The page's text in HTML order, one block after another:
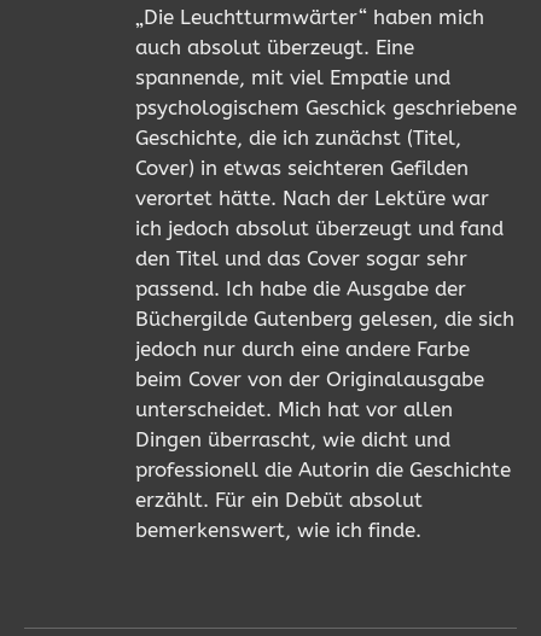
„Die Leuchtturmwärter“ haben mich
auch absolut überzeugt. Eine
spannende, mit viel Empatie und
psychologischem Geschick geschriebene
Geschichte, die ich zunächst (Titel,
Cover) in etwas seichteren Gefilden
verortet hätte. Nach der Lektüre war
ich jedoch absolut überzeugt und fand
den Titel und das Cover sogar sehr
passend. Ich habe die Ausgabe der
Büchergilde Gutenberg gelesen, die sich
jedoch nur durch eine andere Farbe
beim Cover von der Originalausgabe
unterscheidet. Mich hat vor allen
Dingen überrascht, wie dicht und
professionell die Autorin die Geschichte
erzählt. Für ein Debüt absolut
bemerkenswert, wie ich finde.